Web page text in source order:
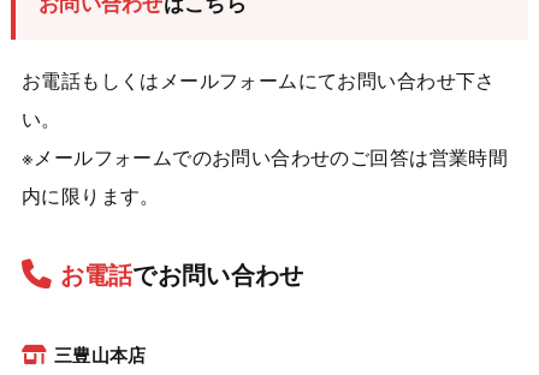
お電話もしくはメールフォームにてお問い合わせ下さ
い。
※メールフォームでのお問い合わせのご回答は営業時間
内に限ります。
お電話でお問い合わせ
三豊山本店